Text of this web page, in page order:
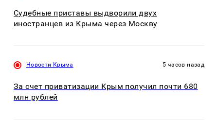
Судебные приставы выдворили двух
иностранцев из Крыма через Москву
Новости Крыма 5 часов назад
За счет приватизации Крым получил почти 680
млн рублей